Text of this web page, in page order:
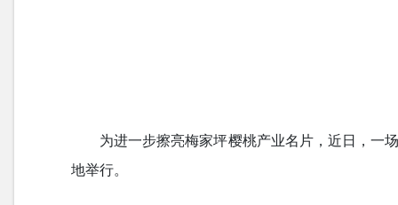
为进一步擦亮梅家坪樱桃产业名片，近日，一
地举行。